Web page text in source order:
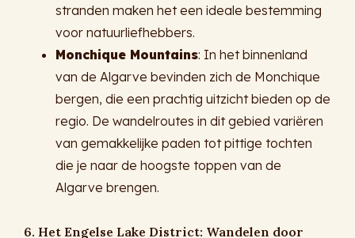
stranden maken het een ideale bestemming
voor natuurliefhebbers.
Monchique Mountains: In het binnenland
van de Algarve bevinden zich de Monchique
bergen, die een prachtig uitzicht bieden op de
regio. De wandelroutes in dit gebied variëren
van gemakkelijke paden tot pittige tochten
die je naar de hoogste toppen van de
Algarve brengen.
6. Het Engelse Lake District: Wandelen door